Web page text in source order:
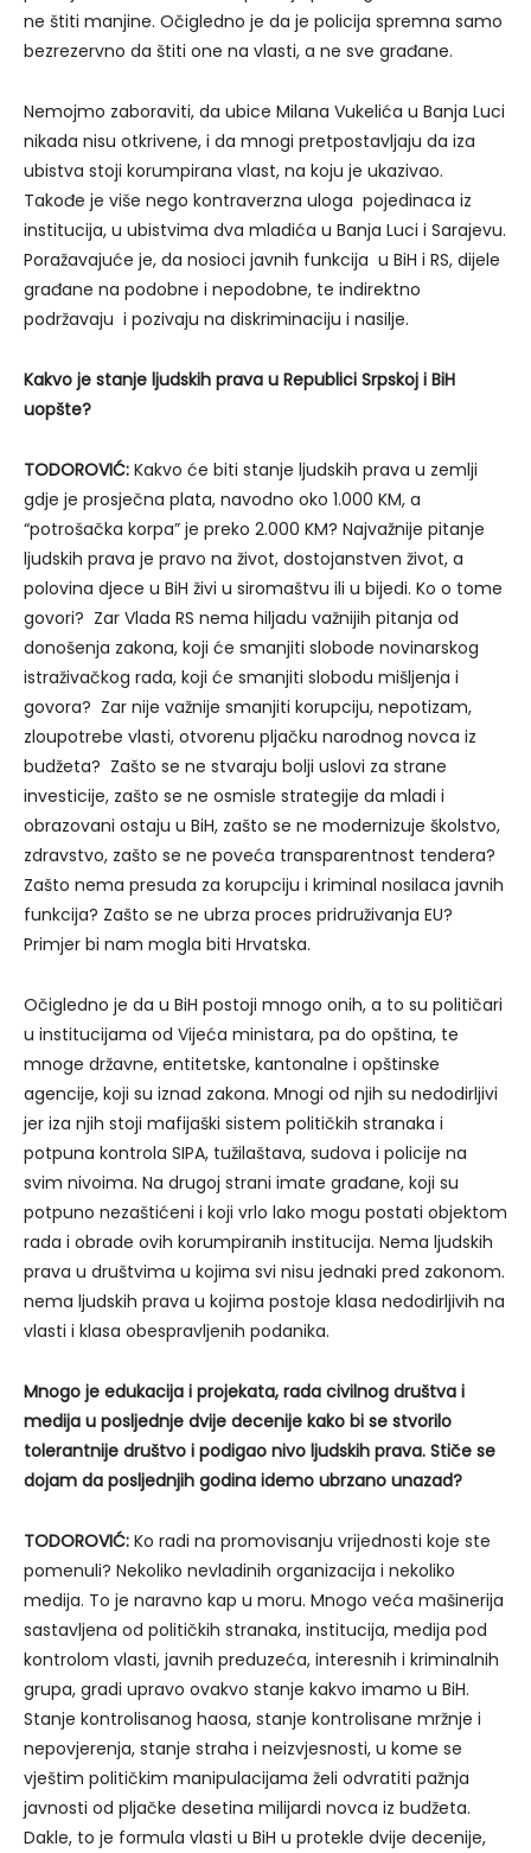
ne štiti manjine. Očigledno je da je policija spremna samo
bezrezervno da štiti one na vlasti, a ne sve građane.
Nemojmo zaboraviti, da ubice Milana Vukelića u Banja Luci
nikada nisu otkrivene, i da mnogi pretpostavljaju da iza
ubistva stoji korumpirana vlast, na koju je ukazivao.
Takođe je više nego kontraverzna uloga pojedinaca iz
institucija, u ubistvima dva mladića u Banja Luci i Sarajevu.
Poražavajuće je, da nosioci javnih funkcija u BiH i RS, dijele
građane na podobne i nepodobne, te indirektno
podržavaju i pozivaju na diskriminaciju i nasilje.
Kakvo je stanje ljudskih prava u Republici Srpskoj i BiH
uopšte?
TODOROVIĆ: Kakvo će biti stanje ljudskih prava u zemlji
gdje je prosječna plata, navodno oko 1.000 KM, a
“potrošačka korpa” je preko 2.000 KM? Najvažnije pitanje
ljudskih prava je pravo na život, dostojanstven život, a
polovina djece u BiH živi u siromaštvu ili u bijedi. Ko o tome
govori? Zar Vlada RS nema hiljadu važnijih pitanja od
donošenja zakona, koji će smanjiti slobode novinarskog
istraživačkog rada, koji će smanjiti slobodu mišljenja i
govora? Zar nije važnije smanjiti korupciju, nepotizam,
zloupotrebe vlasti, otvorenu pljačku narodnog novca iz
budžeta? Zašto se ne stvaraju bolji uslovi za strane
investicije, zašto se ne osmisle strategije da mladi i
obrazovani ostaju u BiH, zašto se ne modernizuje školstvo,
zdravstvo, zašto se ne poveća transparentnost tendera?
Zašto nema presuda za korupciju i kriminal nosilaca javnih
funkcija? Zašto se ne ubrza proces pridruživanja EU?
Primjer bi nam mogla biti Hrvatska.
Očigledno je da u BiH postoji mnogo onih, a to su političari
u institucijama od Vijeća ministara, pa do opština, te
mnoge državne, entitetske, kantonalne i opštinske
agencije, koji su iznad zakona. Mnogi od njih su nedodirljivi
jer iza njih stoji mafijaški sistem političkih stranaka i
potpuna kontrola SIPA, tužilaštava, sudova i policije na
svim nivoima. Na drugoj strani imate građane, koji su
potpuno nezaštićeni i koji vrlo lako mogu postati objektom
rada i obrade ovih korumpiranih institucija. Nema ljudskih
prava u društvima u kojima svi nisu jednaki pred zakonom.
nema ljudskih prava u kojima postoje klasa nedodirljivih na
vlasti i klasa obespravljenih podanika.
Mnogo je edukacija i projekata, rada civilnog društva i
medija u posljednje dvije decenije kako bi se stvorilo
tolerantnije društvo i podigao nivo ljudskih prava. Stiče se
dojam da posljednjih godina idemo ubrzano unazad?
TODOROVIĆ: Ko radi na promovisanju vrijednosti koje ste
pomenuli? Nekoliko nevladinih organizacija i nekoliko
medija. To je naravno kap u moru. Mnogo veća mašinerija
sastavljena od političkih stranaka, institucija, medija pod
kontrolom vlasti, javnih preduzeća, interesnih i kriminalnih
grupa, gradi upravo ovakvo stanje kakvo imamo u BiH.
Stanje kontrolisanog haosa, stanje kontrolisane mržnje i
nepovjerenja, stanje straha i neizvjesnosti, u kome se
vještim političkim manipulacijama želi odvratiti pažnja
javnosti od pljačke desetina milijardi novca iz budžeta.
Dakle, to je formula vlasti u BiH u protekle dvije decenije,